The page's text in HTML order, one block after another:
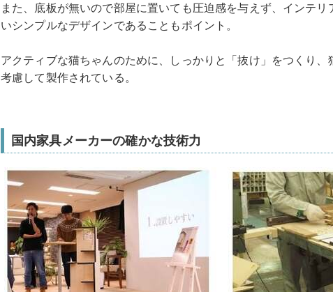
また、底板が無いので部屋に置いても圧迫感を与えず、インテリ
いシンプルなデザインであることもポイント。
アクティブな猫ちゃんのために、しっかりと「抜け」をつくり、
考慮して製作されている。
国内家具メーカーの確かな技術力